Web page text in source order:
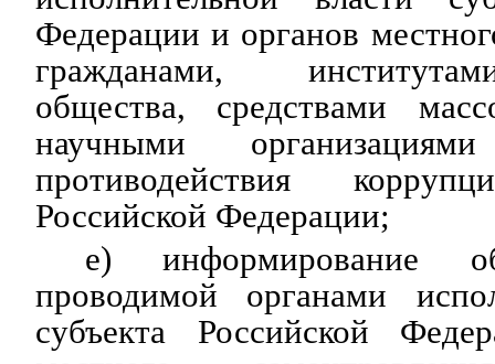
Федерации и органов
гражданами,
общества, средствами
научными
противодействия
Российской Федерации;
е) информирование
проводимой органами
субъекта Российской